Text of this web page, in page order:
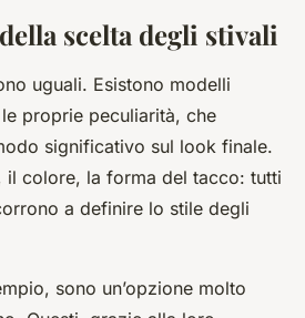
scelta degli stivali
uguali. Esistono modelli
proprie peculiarità, che
significativo sul look finale.
il colore, la forma del tacco: tutti
a definire lo stile degli
sono un’opzione molto